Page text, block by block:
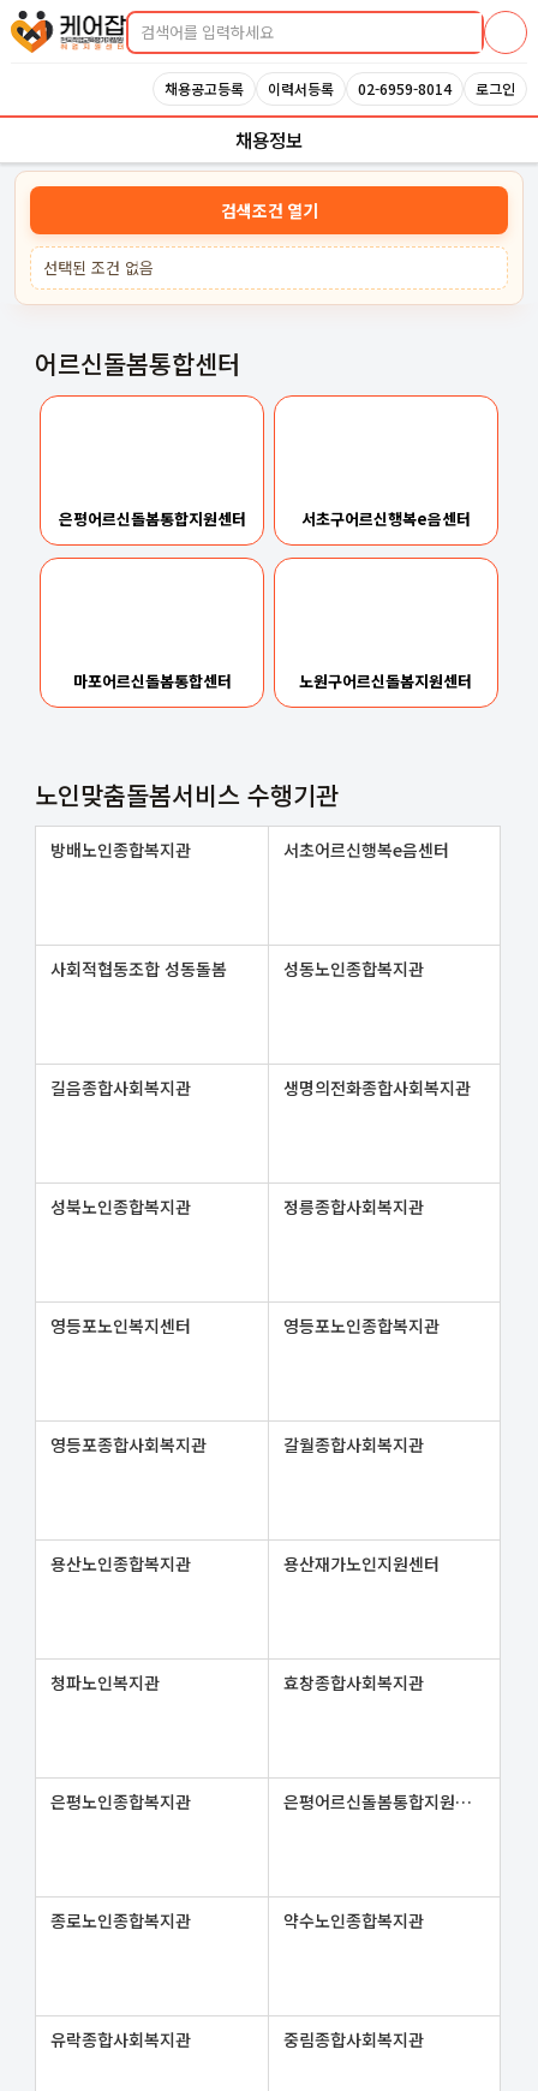
케어잡 공식 취업지원센터
채용공고등록 이력서등록 02-6959-8014 로그인
채용정보
검색조건 열기
선택된 조건 없음
어르신돌봄통합센터
은평어르신돌봄통합지원센터 서초구어르신행복e음센터
마포어르신돌봄통합센터 노원구어르신돌봄지원센터
노인맞춤돌봄서비스 수행기관
방배노인종합복지관 서초어르신행복e음센터
사회적협동조합 성동돌봄 성동노인종합복지관
길음종합사회복지관 생명의전화종합사회복지관
성북노인종합복지관 정릉종합사회복지관
영등포노인복지센터 영등포노인종합복지관
영등포종합사회복지관 갈월종합사회복지관
용산노인종합복지관 용산재가노인지원센터
청파노인복지관 효창종합사회복지관
은평노인종합복지관 은평어르신돌봄통합지원센터
종로노인종합복지관 약수노인종합복지관
유락종합사회복지관 중림종합사회복지관